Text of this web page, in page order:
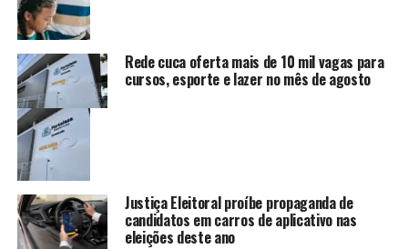
Rede cuca oferta mais de 10 mil vagas para
cursos, esporte e lazer no mês de agosto
Justiça Eleitoral proíbe propaganda de
candidatos em carros de aplicativo nas
eleições deste ano